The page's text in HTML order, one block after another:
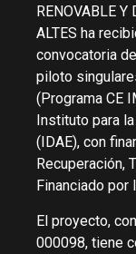
RENOVABLE Y
ALTES ha
convocatoria
piloto
(Programa CE
Instituto para
(IDAE), con
Recuperación,
Financiado por
El proyecto,
000098, tiene